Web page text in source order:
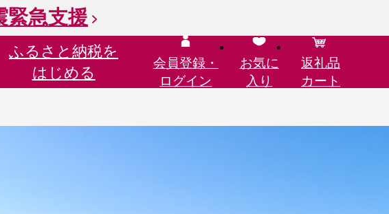
緊急支援
ふるさと納税を
はじめる
会員登録・
ログイン
お気に
入り
返礼品
カート